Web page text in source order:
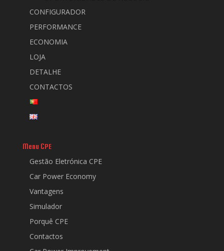
CONFIGURADOR
PERFORMANCE
ECONOMIA
LOJA
DETALHE
CONTACTOS
Menu CPE
Gestão Eletrónica CPE
Car Power Economy
Vantagens
Simulador
Porquê CPE
Contactos